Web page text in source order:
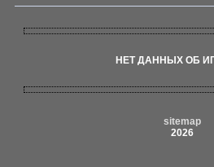
НЕТ ДАННЫХ ОБ
sitemap
2026